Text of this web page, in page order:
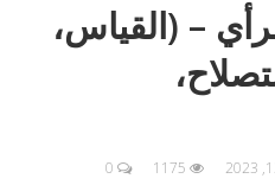
– (القياس،
0